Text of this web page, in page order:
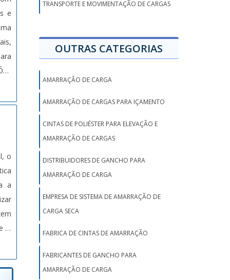
as
e
o
o
de
e
o
a
e
TRANSPORTE E MOVIMENTAÇÃO DE CARGAS
OUTRAS CATEGORIAS
AMARRAÇÃO DE CARGA
AMARRAÇÃO DE CARGAS PARA IÇAMENTO
CINTAS DE POLIÉSTER PARA ELEVAÇÃO E
AMARRAÇÃO DE CARGAS
DISTRIBUIDORES DE GANCHO PARA
AMARRAÇÃO DE CARGA
EMPRESA DE SISTEMA DE AMARRAÇÃO DE
CARGA SECA
FABRICA DE CINTAS DE AMARRAÇÃO
FABRICANTES DE GANCHO PARA
AMARRAÇÃO DE CARGA